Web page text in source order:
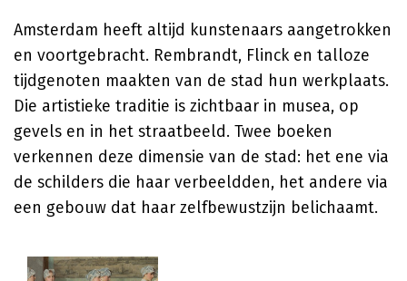
Amsterdam heeft altijd kunstenaars aangetrokken
en voortgebracht. Rembrandt, Flinck en talloze
tijdgenoten maakten van de stad hun werkplaats.
Die artistieke traditie is zichtbaar in musea, op
gevels en in het straatbeeld. Twee boeken
verkennen deze dimensie van de stad: het ene via
de schilders die haar verbeeldden, het andere via
een gebouw dat haar zelfbewustzijn belichaamt.